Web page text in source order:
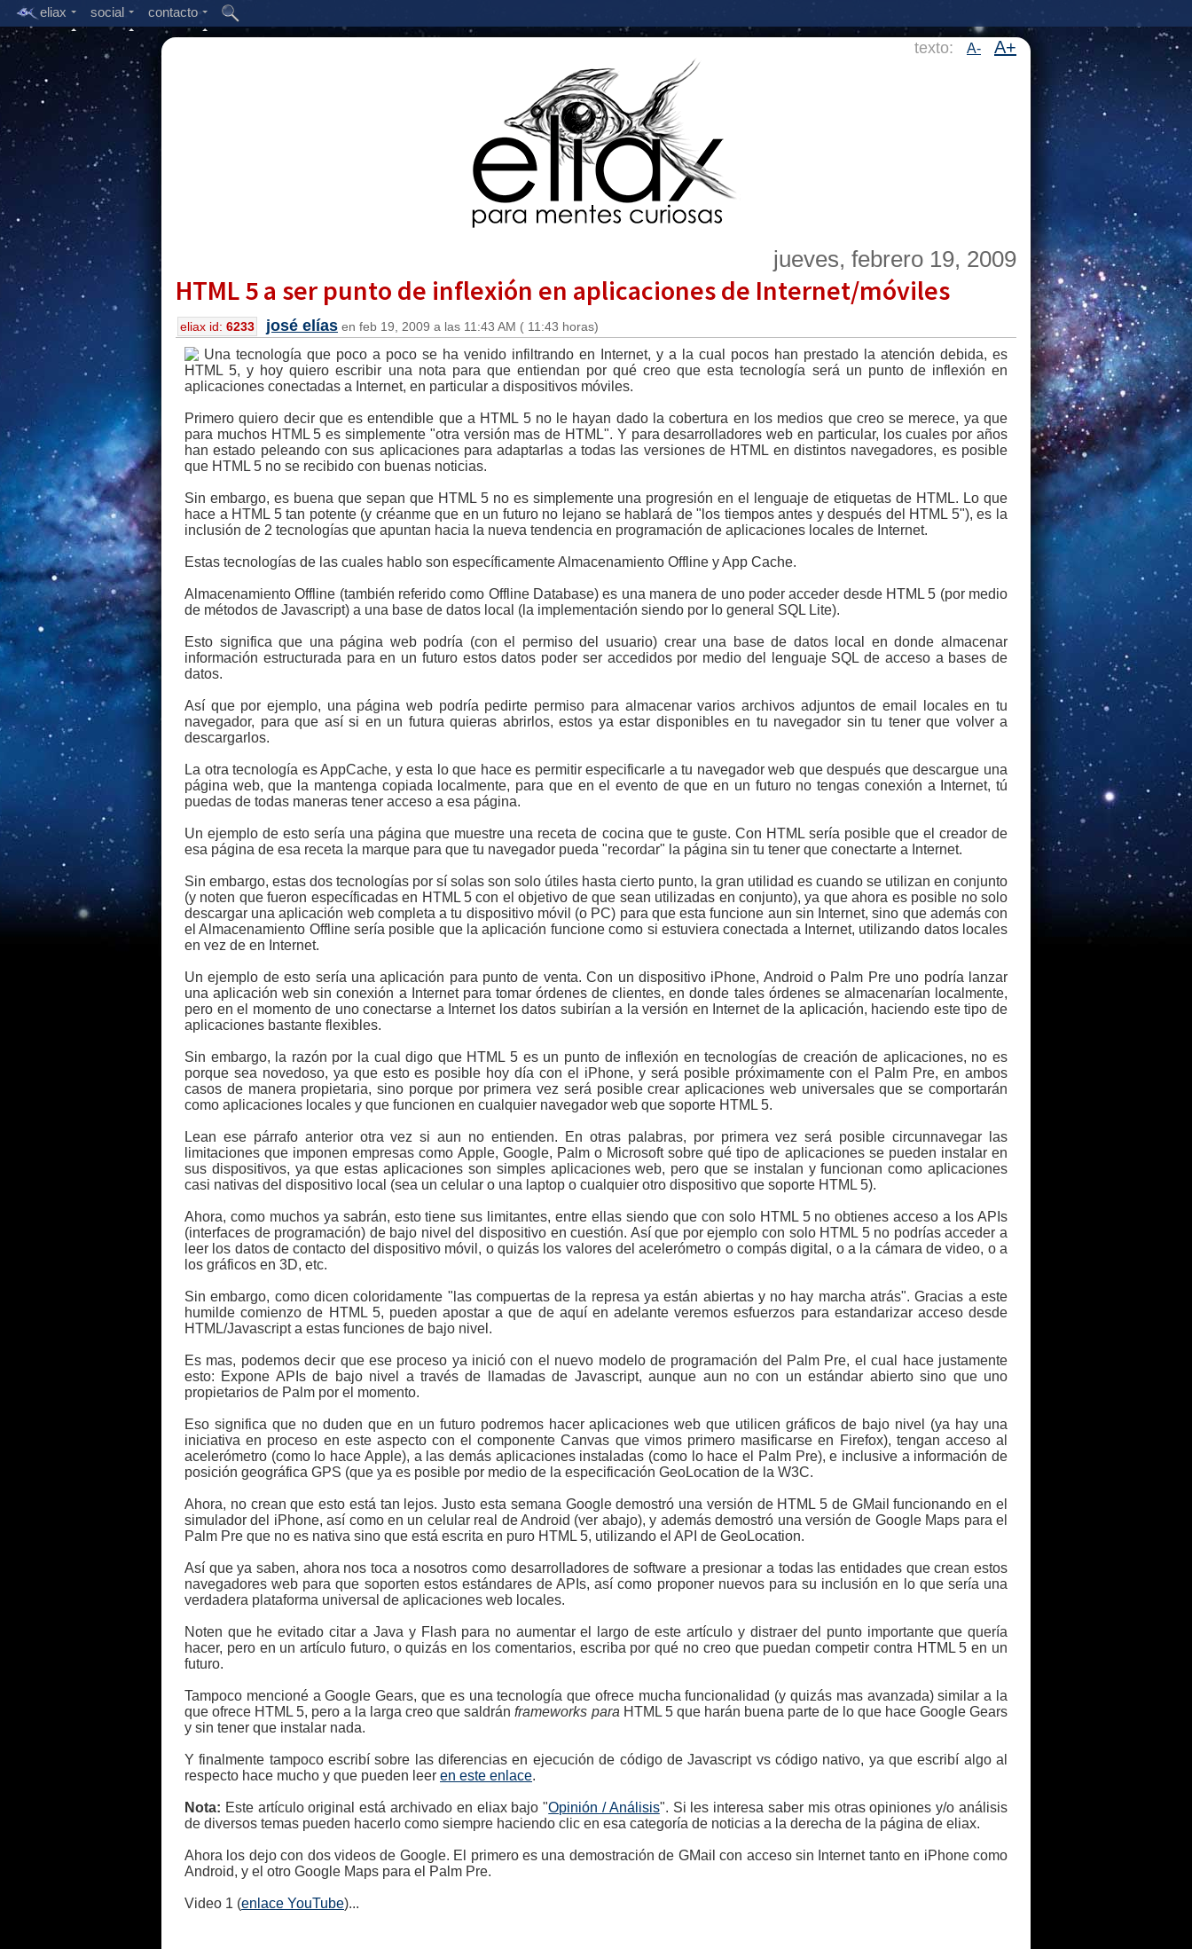
eliax social contacto
texto: A- A+
jueves, febrero 19, 2009
HTML 5 a ser punto de inflexión en aplicaciones de Internet/móviles
eliax id: 6233 josé elías en feb 19, 2009 a las 11:43 AM ( 11:43 horas)
Una tecnología que poco a poco se ha venido infiltrando en Internet, y a la cual pocos han prestado la atención debida, es
HTML 5, y hoy quiero escribir una nota para que entiendan por qué creo que esta tecnología será un punto de inflexión en
aplicaciones conectadas a Internet, en particular a dispositivos móviles.
Primero quiero decir que es entendible que a HTML 5 no le hayan dado la cobertura en los medios que creo se merece, ya que
para muchos HTML 5 es simplemente "otra versión mas de HTML". Y para desarrolladores web en particular, los cuales por años
han estado peleando con sus aplicaciones para adaptarlas a todas las versiones de HTML en distintos navegadores, es posible
que HTML 5 no se recibido con buenas noticias.
Sin embargo, es buena que sepan que HTML 5 no es simplemente una progresión en el lenguaje de etiquetas de HTML. Lo que
hace a HTML 5 tan potente (y créanme que en un futuro no lejano se hablará de "los tiempos antes y después del HTML 5"), es la
inclusión de 2 tecnologías que apuntan hacia la nueva tendencia en programación de aplicaciones locales de Internet.
Estas tecnologías de las cuales hablo son específicamente Almacenamiento Offline y App Cache.
Almacenamiento Offline (también referido como Offline Database) es una manera de uno poder acceder desde HTML 5 (por medio
de métodos de Javascript) a una base de datos local (la implementación siendo por lo general SQL Lite).
Esto significa que una página web podría (con el permiso del usuario) crear una base de datos local en donde almacenar
información estructurada para en un futuro estos datos poder ser accedidos por medio del lenguaje SQL de acceso a bases de
datos.
Así que por ejemplo, una página web podría pedirte permiso para almacenar varios archivos adjuntos de email locales en tu
navegador, para que así si en un futura quieras abrirlos, estos ya estar disponibles en tu navegador sin tu tener que volver a
descargarlos.
La otra tecnología es AppCache, y esta lo que hace es permitir especificarle a tu navegador web que después que descargue una
página web, que la mantenga copiada localmente, para que en el evento de que en un futuro no tengas conexión a Internet, tú
puedas de todas maneras tener acceso a esa página.
Un ejemplo de esto sería una página que muestre una receta de cocina que te guste. Con HTML sería posible que el creador de
esa página de esa receta la marque para que tu navegador pueda "recordar" la página sin tu tener que conectarte a Internet.
Sin embargo, estas dos tecnologías por sí solas son solo útiles hasta cierto punto, la gran utilidad es cuando se utilizan en conjunto
(y noten que fueron específicadas en HTML 5 con el objetivo de que sean utilizadas en conjunto), ya que ahora es posible no solo
descargar una aplicación web completa a tu dispositivo móvil (o PC) para que esta funcione aun sin Internet, sino que además con
el Almacenamiento Offline sería posible que la aplicación funcione como si estuviera conectada a Internet, utilizando datos locales
en vez de en Internet.
Un ejemplo de esto sería una aplicación para punto de venta. Con un dispositivo iPhone, Android o Palm Pre uno podría lanzar
una aplicación web sin conexión a Internet para tomar órdenes de clientes, en donde tales órdenes se almacenarían localmente,
pero en el momento de uno conectarse a Internet los datos subirían a la versión en Internet de la aplicación, haciendo este tipo de
aplicaciones bastante flexibles.
Sin embargo, la razón por la cual digo que HTML 5 es un punto de inflexión en tecnologías de creación de aplicaciones, no es
porque sea novedoso, ya que esto es posible hoy día con el iPhone, y será posible próximamente con el Palm Pre, en ambos
casos de manera propietaria, sino porque por primera vez será posible crear aplicaciones web universales que se comportarán
como aplicaciones locales y que funcionen en cualquier navegador web que soporte HTML 5.
Lean ese párrafo anterior otra vez si aun no entienden. En otras palabras, por primera vez será posible circunnavegar las
limitaciones que imponen empresas como Apple, Google, Palm o Microsoft sobre qué tipo de aplicaciones se pueden instalar en
sus dispositivos, ya que estas aplicaciones son simples aplicaciones web, pero que se instalan y funcionan como aplicaciones
casi nativas del dispositivo local (sea un celular o una laptop o cualquier otro dispositivo que soporte HTML 5).
Ahora, como muchos ya sabrán, esto tiene sus limitantes, entre ellas siendo que con solo HTML 5 no obtienes acceso a los APIs
(interfaces de programación) de bajo nivel del dispositivo en cuestión. Así que por ejemplo con solo HTML 5 no podrías acceder a
leer los datos de contacto del dispositivo móvil, o quizás los valores del acelerómetro o compás digital, o a la cámara de video, o a
los gráficos en 3D, etc.
Sin embargo, como dicen coloridamente "las compuertas de la represa ya están abiertas y no hay marcha atrás". Gracias a este
humilde comienzo de HTML 5, pueden apostar a que de aquí en adelante veremos esfuerzos para estandarizar acceso desde
HTML/Javascript a estas funciones de bajo nivel.
Es mas, podemos decir que ese proceso ya inició con el nuevo modelo de programación del Palm Pre, el cual hace justamente
esto: Expone APIs de bajo nivel a través de llamadas de Javascript, aunque aun no con un estándar abierto sino que uno
propietarios de Palm por el momento.
Eso significa que no duden que en un futuro podremos hacer aplicaciones web que utilicen gráficos de bajo nivel (ya hay una
iniciativa en proceso en este aspecto con el componente Canvas que vimos primero masificarse en Firefox), tengan acceso al
acelerómetro (como lo hace Apple), a las demás aplicaciones instaladas (como lo hace el Palm Pre), e inclusive a información de
posición geográfica GPS (que ya es posible por medio de la especificación GeoLocation de la W3C.
Ahora, no crean que esto está tan lejos. Justo esta semana Google demostró una versión de HTML 5 de GMail funcionando en el
simulador del iPhone, así como en un celular real de Android (ver abajo), y además demostró una versión de Google Maps para el
Palm Pre que no es nativa sino que está escrita en puro HTML 5, utilizando el API de GeoLocation.
Así que ya saben, ahora nos toca a nosotros como desarrolladores de software a presionar a todas las entidades que crean estos
navegadores web para que soporten estos estándares de APIs, así como proponer nuevos para su inclusión en lo que sería una
verdadera plataforma universal de aplicaciones web locales.
Noten que he evitado citar a Java y Flash para no aumentar el largo de este artículo y distraer del punto importante que quería
hacer, pero en un artículo futuro, o quizás en los comentarios, escriba por qué no creo que puedan competir contra HTML 5 en un
futuro.
Tampoco mencioné a Google Gears, que es una tecnología que ofrece mucha funcionalidad (y quizás mas avanzada) similar a la
que ofrece HTML 5, pero a la larga creo que saldránframeworks para HTML 5 que harán buena parte de lo que hace Google Gears
y sin tener que instalar nada.
Y finalmente tampoco escribí sobre las diferencias en ejecución de código de Javascript vs código nativo, ya que escribí algo al
respecto hace mucho y que pueden leer en este enlace.
Nota: Este artículo original está archivado en eliax bajo "Opinión / Análisis". Si les interesa saber mis otras opiniones y/o análisis
de diversos temas pueden hacerlo como siempre haciendo clic en esa categoría de noticias a la derecha de la página de eliax.
Ahora los dejo con dos videos de Google. El primero es una demostración de GMail con acceso sin Internet tanto en iPhone como
Android, y el otro Google Maps para el Palm Pre.
Video 1 (enlace YouTube)...